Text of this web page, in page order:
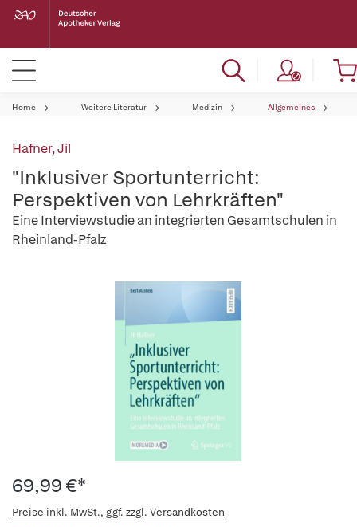
Home Weitere Literatur Medizin Allgemeines
Hafner, Jil
"Inklusiver Sportunterricht:
Perspektiven von Lehrkräften"
Eine Interviewstudie an integrierten Gesamtschulen in
Rheinland-Pfalz
69,99 €*
Preise inkl. MwSt., ggf. zzgl. Versandkosten